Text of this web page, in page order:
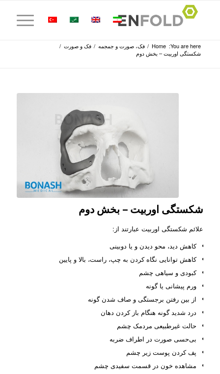
You are here:
Home
/ فک، صورت و جمجمه / فک و صورت /
شکستگی اوربیت – بخش دوم
شکستگی اوربیت – بخش دوم
علائم شکستگی اوربیت عبارتند از:
کاهش دید، محو دیدن و یا دوبینی
کاهش توانایی نگاه کردن به چپ، راست، بالا و پایین
کبودی و سیاهی چشم
ورم پیشانی یا گونه
از بین رفتن برجستگی و صاف شدن گونه
درد شدید گونه هنگام باز کردن دهان
حالت غیرطبیعی مردمک چشم
بی‌حسی صورت در اطراف ضربه
پف کردن پوست زیر چشم
مشاهده خون در قسمت سفیدی چشم